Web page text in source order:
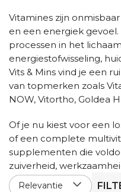
Vitamines zijn
en een energiek
processen in het
energiestofwisseling,
Vits & Mins vind je een
van topmerken zoals
NOW, Vitortho, Goldea
Of je nu kiest voor een
of een complete
supplementen die
zuiverheid,
Relevantie